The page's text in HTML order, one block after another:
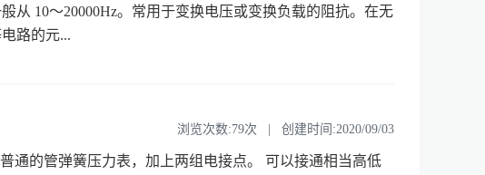
从 10～20000Hz。常用于变换电压或变换负载的阻抗。在无
路的元...
浏览次数:79次 | 创建时间:2020/09/03
通的管弹簧压力表，加上两组电接点。 可以接通相当高低